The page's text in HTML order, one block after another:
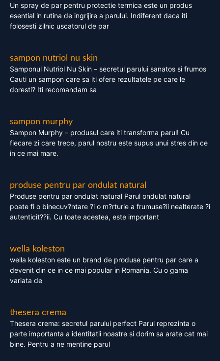
Un spray de par pentru protectie termica este un produs
esential in rutina de ingrijire a parului. Indiferent daca iti
folosesti zilnic uscatorul de par
sampon nutriol nu skin
Samponul Nutriol Nu Skin – secretul parului sanatos si frumos
Cauti un sampon care sa iti ofere rezultatele pe care le
doresti? Iti recomandam sa
sampon murphy
Sampon Murphy – produsul care iti transforma parul! Cu
fiecare zi care trece, parul nostru este supus unui stres din ce
in ce mai mare.
produse pentru par ondulat natural
Produse pentru par ondulat natural Parul ondulat natural
poate fi o binecuv?ntare ?i o m?rturie a frumuse?ii nealterate ?i
autenticit??ii. Cu toate acestea, este important
wella koleston
wella koleston este un brand de produse pentru par care a
devenit din ce in ce mai popular in Romania. Cu o gama
variata de
thesera crema
Thesera crema: secretul parului perfect Parul reprezinta o
parte importanta a identitatii noastre si dorim sa arate cat mai
bine. Pentru a ne mentine parul